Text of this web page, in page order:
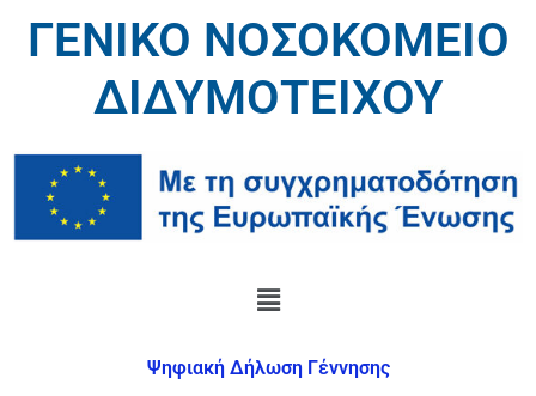
ΓΕΝΙΚΟ ΝΟΣΟΚΟΜΕΙΟ
ΔΙΔΥΜΟΤΕΙΧΟΥ
Ψηφιακή Δήλωση Γέννησης